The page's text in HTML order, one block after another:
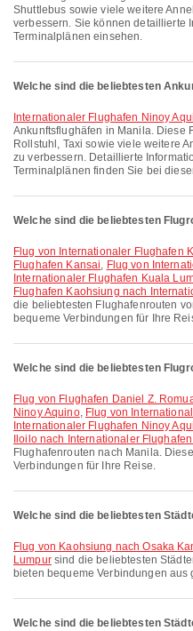
Shuttlebus sowie viele weitere
verbessern. Sie können detaillierte
Terminalplänen einsehen.
Welche sind die beliebtesten
Internationaler Flughafen Ninoy
Ankunftsflughäfen in Manila. Diese
Rollstuhl, Taxi sowie viele weitere
zu verbessern. Detaillierte
Terminalplänen finden Sie bei
Welche sind die beliebtesten
Flug von Internationaler Flughafen Kaohsiung nach Internationaler
Flughafen Kansai, Flug von
Internationaler Flughafen Kuala
Flughafen Kaohsiung nach
die beliebtesten Flughafenrouten
bequeme Verbindungen für Ihre
Welche sind die beliebtesten
Flug von Flughafen Daniel Z. Romualdez nach Internationaler Flughafen
Ninoy Aquino, Flug von
Internationaler Flughafen Ninoy
Iloilo nach Internationaler
Flughafenrouten nach Manila.
Verbindungen für Ihre Reise.
Welche sind die beliebtesten
Flug von Kaohsiung nach Osaka
Lumpursind die beliebtesten
bieten bequeme Verbindungen aus
Welche sind die beliebtesten